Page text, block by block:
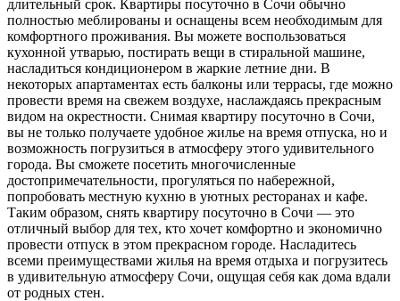
длительный срок. Квартиры посуточно в Сочи обычно
полностью меблированы и оснащены всем необходимым для
комфортного проживания. Вы можете воспользоваться
кухонной утварью, постирать вещи в стиральной машине,
насладиться кондиционером в жаркие летние дни. В
некоторых апартаментах есть балконы или террасы, где можно
провести время на свежем воздухе, наслаждаясь прекрасным
видом на окрестности. Снимая квартиру посуточно в Сочи,
вы не только получаете удобное жилье на время отпуска, но и
возможность погрузиться в атмосферу этого удивительного
города. Вы сможете посетить многочисленные
достопримечательности, прогуляться по набережной,
попробовать местную кухню в уютных ресторанах и кафе.
Таким образом, снять квартиру посуточно в Сочи — это
отличный выбор для тех, кто хочет комфортно и экономично
провести отпуск в этом прекрасном городе. Насладитесь
всеми преимуществами жилья на время отдыха и погрузитесь
в удивительную атмосферу Сочи, ощущая себя как дома вдали
от родных стен.